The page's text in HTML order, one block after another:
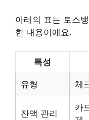
아래의 표는 토스
한 내용이에요.
특성
유형 체
잔액 관리
카